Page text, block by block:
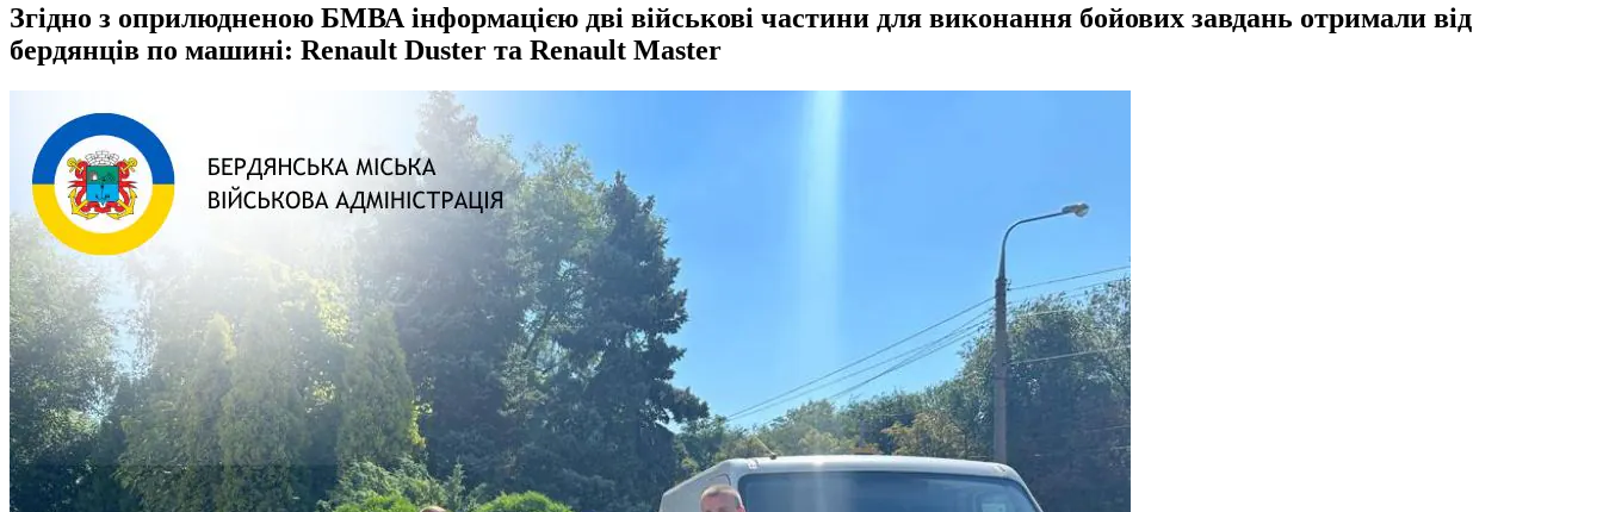
Згідно з оприлюдненою БМВА інформацією дві військові частини для виконання бойових завдань отримали від
бердянців по машині: Renault Duster та Renault Master